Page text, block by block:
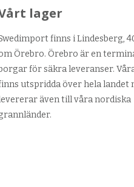
lager
finns i Lindesberg,
Örebro. Örebro är en
för säkra leveranser.
utspridda över hela landet
även till våra nordiska